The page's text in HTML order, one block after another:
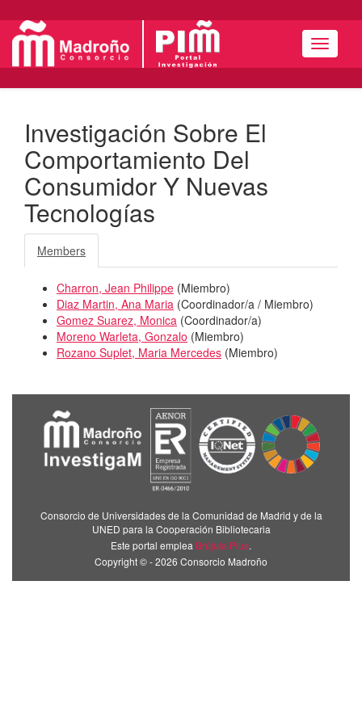
Investigación Sobre El
Comportamiento Del
Consumidor Y Nuevas
Tecnologías
Members
Charron, Jean Philippe (Miembro)
Diaz Martin, Ana Maria (Coordinador/a / Miembro)
Gomez Suarez, Monica (Coordinador/a)
Moreno Warleta, Gonzalo (Miembro)
Rozano Suplet, Maria Mercedes (Miembro)
Consorcio de Universidades de la Comunidad de Madrid y de la
UNED para la Cooperación Bibliotecaria
Este portal emplea Brújula Plus.
Copyright © - 2026 Consorcio Madroño